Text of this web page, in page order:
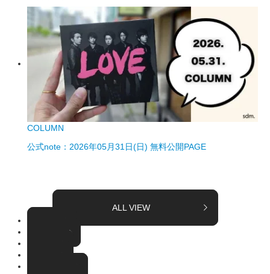
COLUMN
公式note：2026年05月31日(日) 無料公開PAGE
ALL VIEW